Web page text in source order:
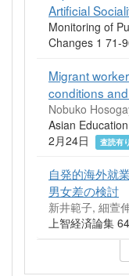
Artificial
Monitoring of
Changes 1 71-
Migrant
conditions
Nobuko
Asian
2月24日
査読有り
自発的海外就
男女差の検討
新井範子, 細萱
上智経済論集